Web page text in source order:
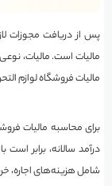
پس از دریافت مجوزات
مالیات است. مالیات،
مالیات فروشگاه لوازم
برای محاسبه مالیات
درآمد سالانه، برابر
شامل هزینه‌های اجاره،